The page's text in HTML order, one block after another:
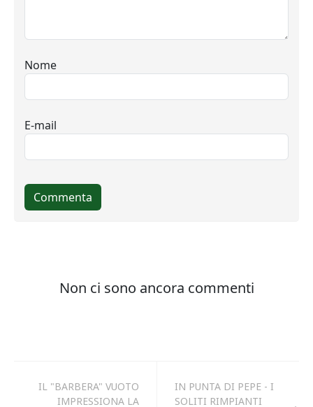
IL "BARBERA" VUOTO
IMPRESSIONA LA
IN PUNTA DI PEPE - I
SOLITI RIMPIANTI